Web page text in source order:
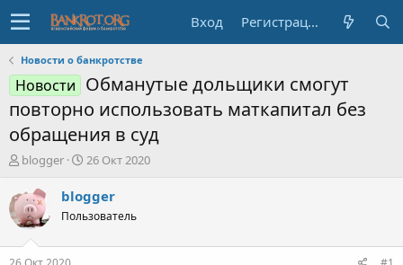
Вход Регистрация
Новости о банкротстве
Новости Обманутые дольщики смогут
повторно использовать маткапитал без
обращения в суд
А
т
о
р
е
blogger
Д
т
а
н
26 Окт 2020
blogger
Пользователь